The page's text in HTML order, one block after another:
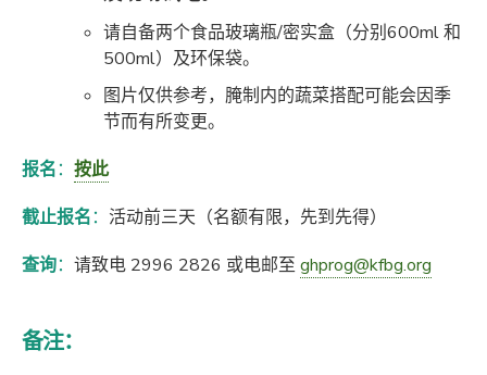
请自备两个食品玻璃瓶/密实盒（分别600ml 和
500ml）及环保袋。
图片仅供参考，腌制内的蔬菜搭配可能会因季
节而有所变更。
报名： 按此
截止报名： 活动前三天（名额有限，先到先得）
查询： 请致电 2996 2826 或电邮至ghprog@kfbg.org
备注：